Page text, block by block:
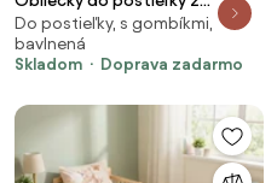
Renforcé bavlny ALPHORA
farebné Rozmer obliečky: 45 x
65 cm | 90 x 135 cm
Do postieľky, s gombíkmi,
bavlnená
Skladom
Doprava zadarmo